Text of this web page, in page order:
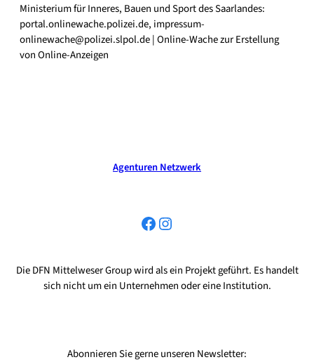
Ministerium für Inneres, Bauen und Sport des Saarlandes:
portal.onlinewache.polizei.de, impressum-
onlinewache@polizei.slpol.de | Online-Wache zur Erstellung
von Online-Anzeigen
Agenturen Netzwerk
Facebook Instagram
Die DFN Mittelweser Group wird als ein Projekt geführt. Es handelt
sich nicht um ein Unternehmen oder eine Institution.
Abonnieren Sie gerne unseren Newsletter: